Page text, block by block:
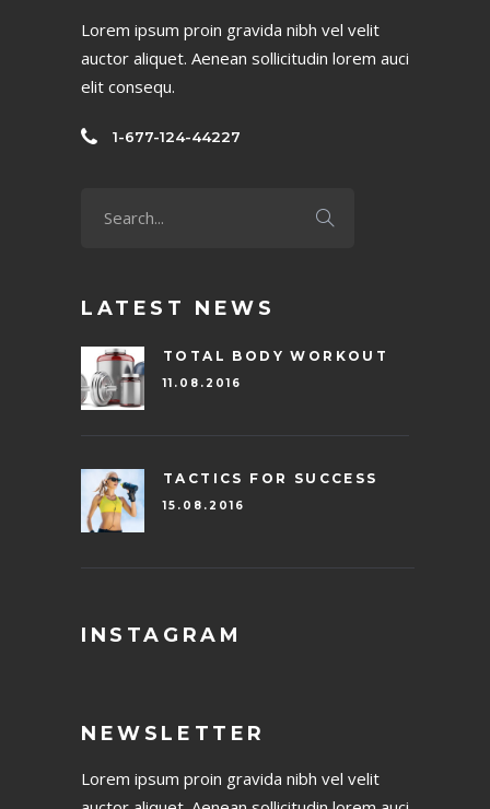
Lorem ipsum proin gravida nibh vel velit
auctor aliquet. Aenean sollicitudin lorem auci
elit consequ.
1-677-124-44227
LATEST NEWS
TOTAL BODY WORKOUT
11.08.2016
TACTICS FOR SUCCESS
15.08.2016
INSTAGRAM
NEWSLETTER
Lorem ipsum proin gravida nibh vel velit